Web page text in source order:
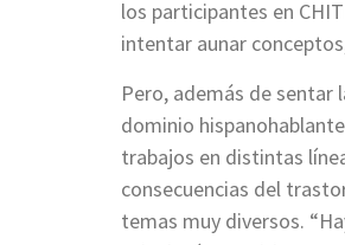
los participantes en
intentar aunar
Pero, además de sentar
dominio
trabajos en distintas
consecuencias del
temas muy diversos.